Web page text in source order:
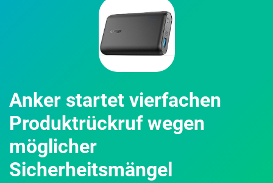
Anker startet vierfachen
Produktrückruf wegen
möglicher
Sicherheitsmängel